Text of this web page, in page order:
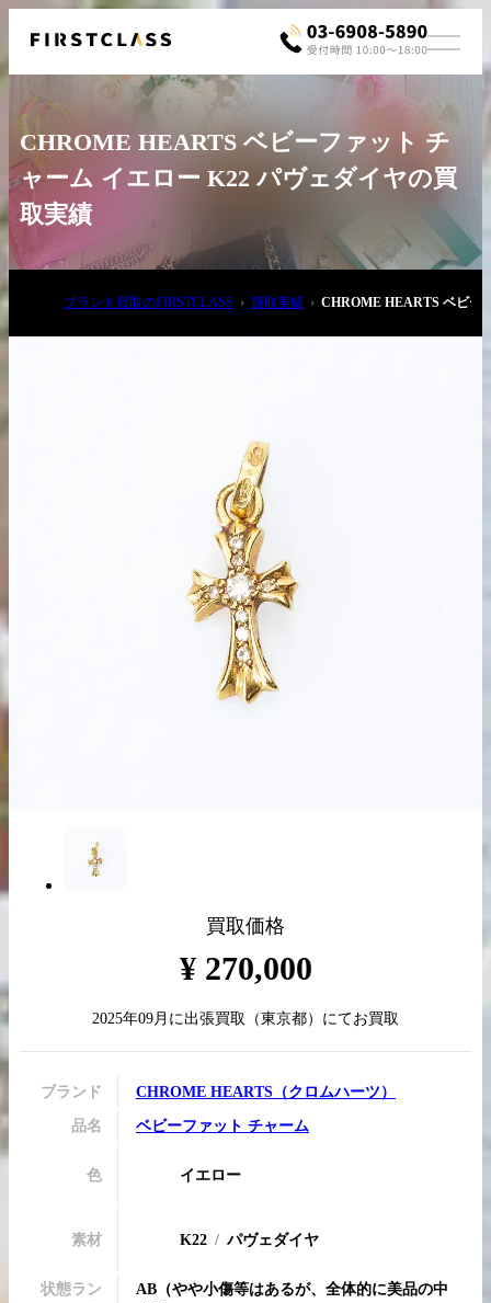
03-6908-5890
買取実績はこちらから
CHROME HEARTS ベビーファット チ
ャーム イエロー K22 パヴェダイヤの買
取実績
ブランド買取のFIRSTCLASS 買取実績 CHROME HEARTS ベビー
買取価格
¥ 270,000
2025年09月 に出張買取 （東京都）にてお買取
ブランド CHROME HEARTS （クロムハーツ ）
品名 ベビーファット チャーム
色 イエロー
素材 K22 パヴェダイヤ
状態ラン
AB （やや小傷等はあるが、全体的に美品の中